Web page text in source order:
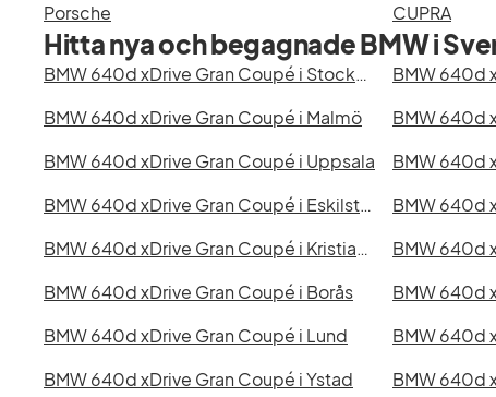
Porsche
CUPRA
Hitta nya och begagnade BMW i
BMW 640d xDrive Gran Coupé i Stockholm
BMW 640d xDrive Gran Coupé i Malmö
BMW 640d
BMW 640d xDrive Gran Coupé i Uppsala
BMW 640d xDrive Gran Coupé i Eskilstuna
BMW 640d
BMW 640d xDrive Gran Coupé i Kristianstad
BMW 640d xDrive Gran Coupé i Borås
BMW 640d xDrive Gran Coupé i Lund
BMW 640d xDrive Gran Coupé i Ystad